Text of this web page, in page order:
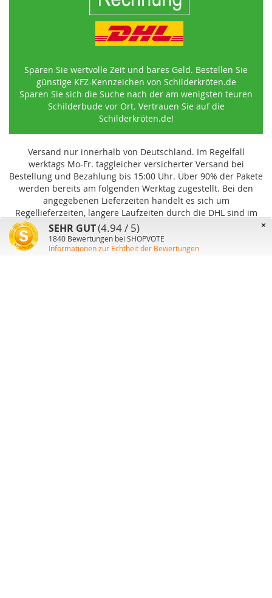
Sparen Sie wertvolle Zeit und bares Geld. Bestellen Sie
günstige KFZ-Kennzeichen von Schilderkröten.de
Sparen Sie sich die Suche nach der am wenigsten teuren
Schilderbude vor Ort. Vertrauen Sie auf die
Schilderkröten.de!
Versand nur innerhalb von Deutschland. Im Regelfall
werktags Mo-Fr. taggleicher versicherter Versand bei
Bestellung und Bezahlung bis 15:00 Uhr. Über 90% der Pakete
werden bereits am folgenden Werktag zugestellt. Bei den
angegebenen Lieferzeiten handelt es sich um
Regellieferzeiten, längere Laufzeiten durch die DHL sind im
Einzelfall möglich und können von uns nicht beeinflusst
werden.
×
SEHR GUT(4.94 / 5)
1840 Bewertungen bei SHOPVOTE
Informationen zur Echtheit der Bewertungen